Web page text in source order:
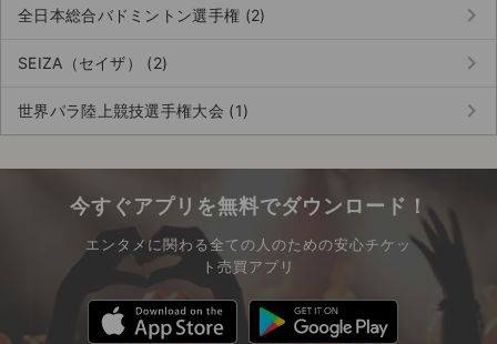
全日本総合バドミントン選手権 (2) keyboard_arrow_right
SEIZA（セイザ） (2) keyboard_arrow_right
世界パラ陸上競技選手権大会 (1) keyboard_arrow_right
今すぐアプリを無料でダウンロード！
エンタメに関わる全ての人のための安心チケッ
ト売買アプリ